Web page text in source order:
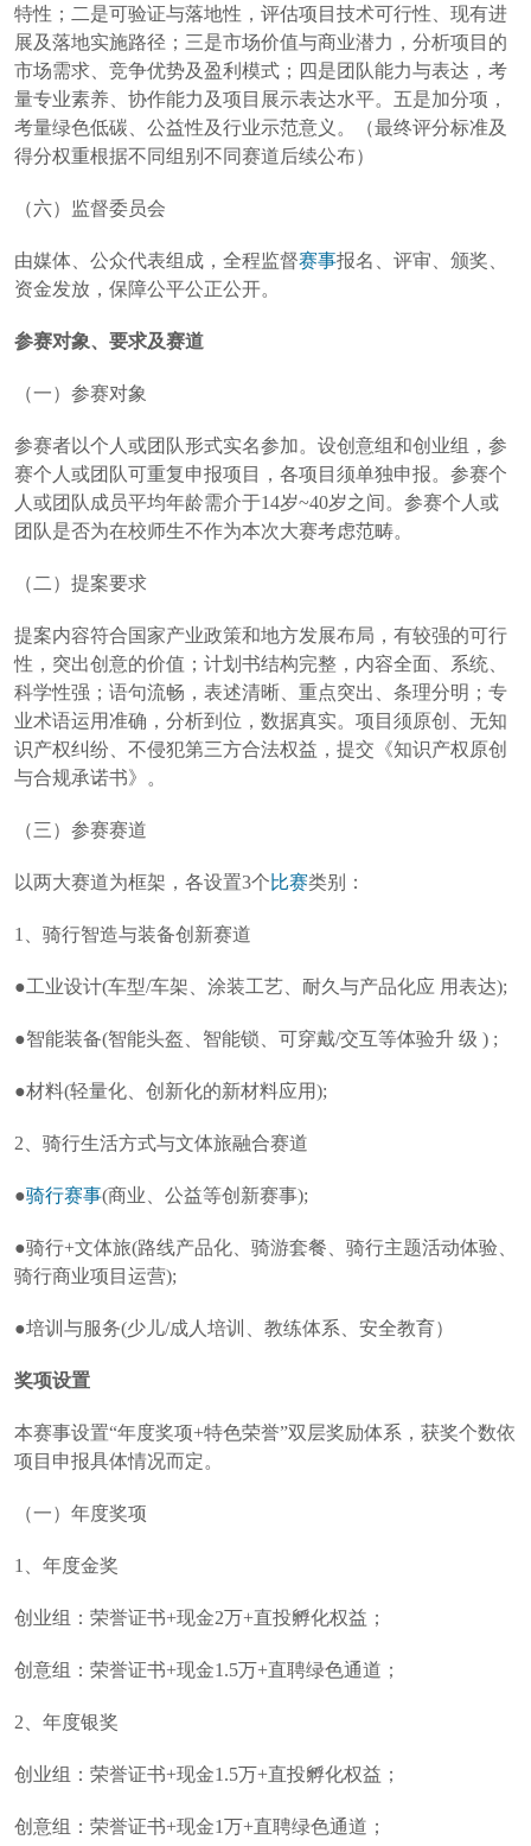
特性；二是可验证与落地性，评估项目技术可行性、现有进
展及落地实施路径；三是市场价值与商业潜力，分析项目的
市场需求、竞争优势及盈利模式；四是团队能力与表达，考
量专业素养、协作能力及项目展示表达水平。五是加分项，
考量绿色低碳、公益性及行业示范意义。（最终评分标准及
得分权重根据不同组别不同赛道后续公布）
（六）监督委员会
由媒体、公众代表组成，全程监督赛事报名、评审、颁奖、
资金发放，保障公平公正公开。
参赛对象、要求及赛道
（一）参赛对象
参赛者以个人或团队形式实名参加。设创意组和创业组，参
赛个人或团队可重复申报项目，各项目须单独申报。参赛个
人或团队成员平均年龄需介于14岁~40岁之间。参赛个人或
团队是否为在校师生不作为本次大赛考虑范畴。
（二）提案要求
提案内容符合国家产业政策和地方发展布局，有较强的可行
性，突出创意的价值；计划书结构完整，内容全面、系统、
科学性强；语句流畅，表述清晰、重点突出、条理分明；专
业术语运用准确，分析到位，数据真实。项目须原创、无知
识产权纠纷、不侵犯第三方合法权益，提交《知识产权原创
与合规承诺书》。
（三）参赛赛道
以两大赛道为框架，各设置3个比赛类别：
1、骑行智造与装备创新赛道
●工业设计(车型/车架、涂装工艺、耐久与产品化应 用表达);
●智能装备(智能头盔、智能锁、可穿戴/交互等体验升 级 ) ;
●材料(轻量化、创新化的新材料应用);
2、骑行生活方式与文体旅融合赛道
●骑行赛事(商业、公益等创新赛事);
●骑行+文体旅(路线产品化、骑游套餐、骑行主题活动体验、
骑行商业项目运营);
●培训与服务(少儿/成人培训、教练体系、安全教育）
奖项设置
本赛事设置“年度奖项+特色荣誉”双层奖励体系，获奖个数依
项目申报具体情况而定。
（一）年度奖项
1、年度金奖
创业组：荣誉证书+现金2万+直投孵化权益；
创意组：荣誉证书+现金1.5万+直聘绿色通道；
2、年度银奖
创业组：荣誉证书+现金1.5万+直投孵化权益；
创意组：荣誉证书+现金1万+直聘绿色通道；